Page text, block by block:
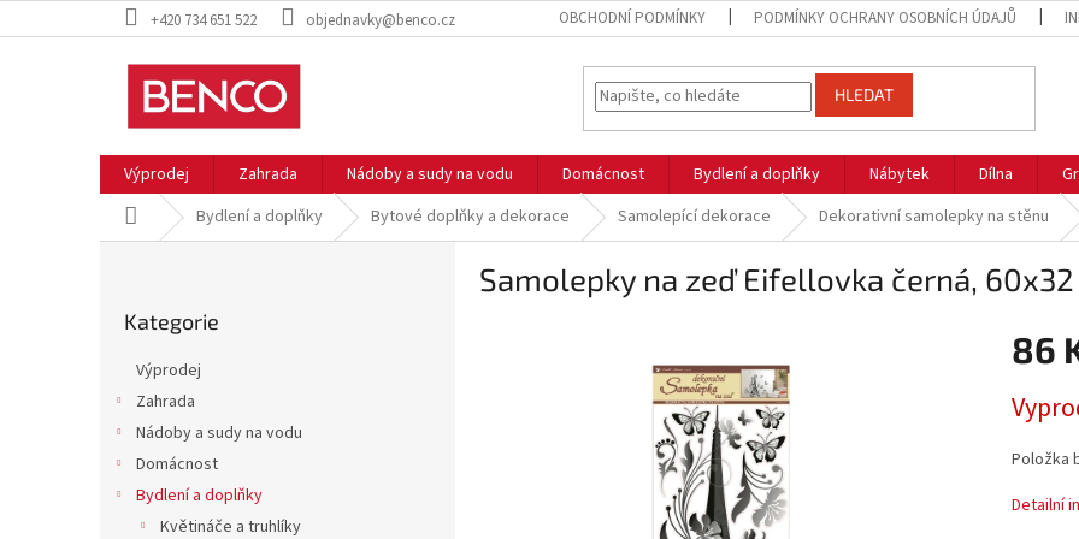
na
+420 734 651 522 objednavky@benco.cz OBCHODNÍ PODMÍNKY PODMÍNKY OCHRANY OSOBNÍCH ÚDAJŮ
HLEDAT
Výprodej Zahrada Nádoby a sudy na vodu Domácnost Bydlení a doplňky Nábytek Dílna
Domů Bydlení a doplňky Bytové doplňky a dekorace Samolepící dekorace Dekorativní samolepky na stěnu
kategorie
Kategorie
Výprodej
Zahrada
Nádoby a sudy na vodu
Domácnost
Bydlení a doplňky
Květináče a truhlíky
Samolepky na zeď Eifellovka černá,
86
cena:
Položka
Detailní